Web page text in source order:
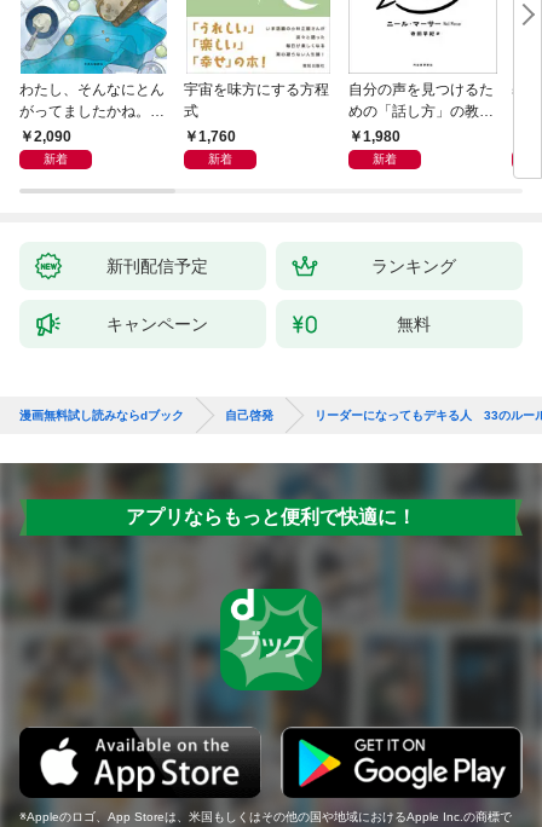
わたし、そんなにとん
がってましたかね。
獅子座、Ａ型、丙午は
めぐる
2,090
新着
宇宙を味方にする方程
式
1,760
新着
自分の声を見つけるた
めの「話し方」の教
室 Ｏｒａｃｙ（オラ
シー）
1,980
新着
基
新刊配信予定 ランキング
キャンペーン 無料
漫画無料試し読みならdブック 自己啓発 リーダーになってもデキる人 33のルー
アプリならもっと便利で快適に！
Appleのロゴ、App Storeは、米国もしくはその他の国や地域におけるApple Inc.の商標で